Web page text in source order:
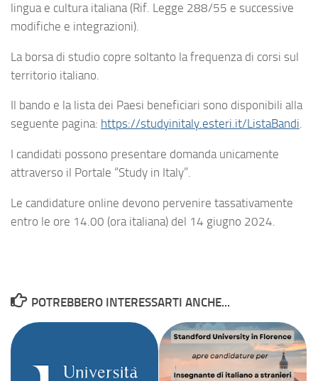
lingua e cultura italiana (Rif. Legge 288/55 e successive
modifiche e integrazioni).
La borsa di studio copre soltanto la frequenza di corsi sul
territorio italiano.
Il bando e la lista dei Paesi beneficiari sono disponibili alla
seguente pagina: https://studyinitaly.esteri.it/ListaBandi.
I candidati possono presentare domanda unicamente
attraverso il Portale “Study in Italy”.
Le candidature online devono pervenire tassativamente
entro le ore 14.00 (ora italiana) del 14 giugno 2024.
POTREBBERO INTERESSARTI ANCHE...